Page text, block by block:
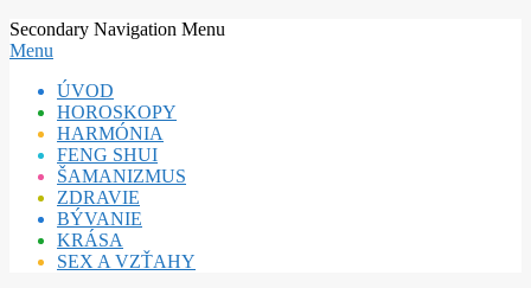
Secondary Navigation Menu
Menu
ÚVOD
HOROSKOPY
HARMÓNIA
FENG SHUI
ŠAMANIZMUS
ZDRAVIE
BÝVANIE
KRÁSA
SEX A VZŤAHY